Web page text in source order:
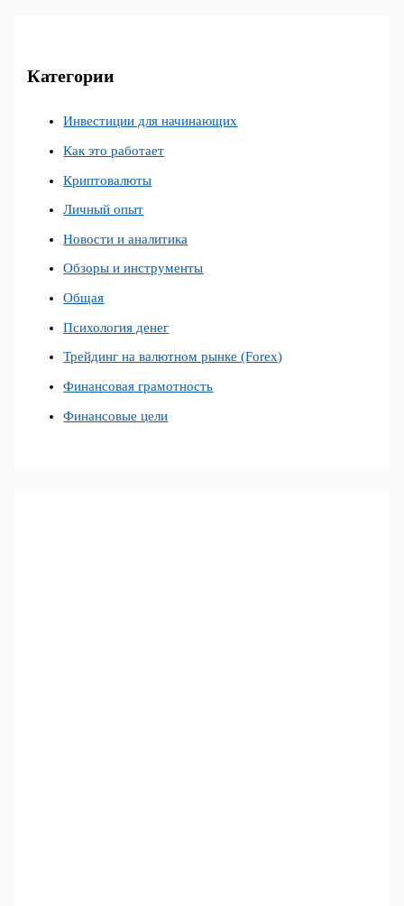
Категории
Инвестиции для начинающих
Как это работает
Криптовалюты
Личный опыт
Новости и аналитика
Обзоры и инструменты
Общая
Психология денег
Трейдинг на валютном рынке (Forex)
Финансовая грамотность
Финансовые цели